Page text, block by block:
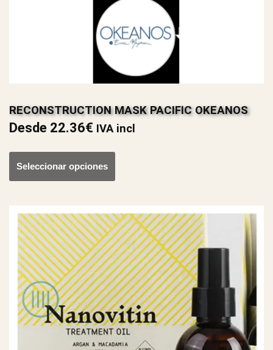
RECONSTRUCTION MASK PACIFIC OKEANOS
Desde 22.36€ IVA incl
Seleccionar opciones